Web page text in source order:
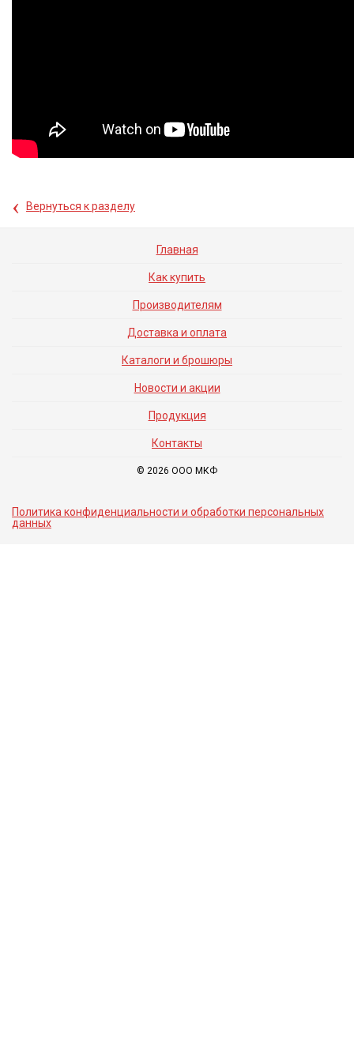
‹ Вернуться к разделу
Главная
Как купить
Производителям
Доставка и оплата
Каталоги и брошюры
Новости и акции
Продукция
Контакты
© 2026 ООО МКФ
Политика конфиденциальности и обработки персональных
данных